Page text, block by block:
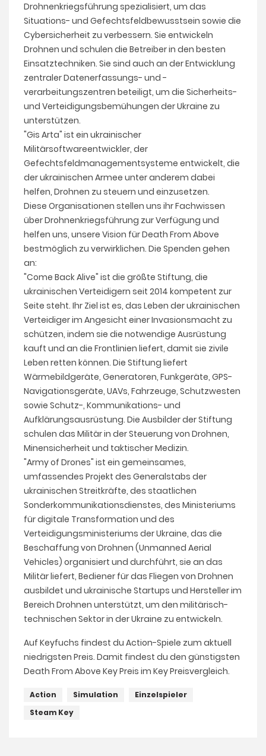
Drohnenkriegsführung spezialisiert, um das
Situations- und Gefechtsfeldbewusstsein sowie die
Cybersicherheit zu verbessern. Sie entwickeln
Drohnen und schulen die Betreiber in den besten
Einsatztechniken. Sie sind auch an der Entwicklung
zentraler Datenerfassungs- und -
verarbeitungszentren beteiligt, um die Sicherheits-
und Verteidigungsbemühungen der Ukraine zu
unterstützen.
"Gis Arta" ist ein ukrainischer
Militärsoftwareentwickler, der
Gefechtsfeldmanagementsysteme entwickelt, die
der ukrainischen Armee unter anderem dabei
helfen, Drohnen zu steuern und einzusetzen.
Diese Organisationen stellen uns ihr Fachwissen
über Drohnenkriegsführung zur Verfügung und
helfen uns, unsere Vision für Death From Above
bestmöglich zu verwirklichen. Die Spenden gehen
an:
"Come Back Alive" ist die größte Stiftung, die
ukrainischen Verteidigern seit 2014 kompetent zur
Seite steht. Ihr Ziel ist es, das Leben der ukrainischen
Verteidiger im Angesicht einer Invasionsmacht zu
schützen, indem sie die notwendige Ausrüstung
kauft und an die Frontlinien liefert, damit sie zivile
Leben retten können. Die Stiftung liefert
Wärmebildgeräte, Generatoren, Funkgeräte, GPS-
Navigationsgeräte, UAVs, Fahrzeuge, Schutzwesten
sowie Schutz-, Kommunikations- und
Aufklärungsausrüstung. Die Ausbilder der Stiftung
schulen das Militär in der Steuerung von Drohnen,
Minensicherheit und taktischer Medizin.
"Army of Drones" ist ein gemeinsames,
umfassendes Projekt des Generalstabs der
ukrainischen Streitkräfte, des staatlichen
Sonderkommunikationsdienstes, des Ministeriums
für digitale Transformation und des
Verteidigungsministeriums der Ukraine, das die
Beschaffung von Drohnen (Unmanned Aerial
Vehicles) organisiert und durchführt, sie an das
Militär liefert, Bediener für das Fliegen von Drohnen
ausbildet und ukrainische Startups und Hersteller im
Bereich Drohnen unterstützt, um den militärisch-
technischen Sektor in der Ukraine zu entwickeln.
Auf Keyfuchs findest du Action-Spiele zum aktuell
niedrigsten Preis. Damit findest du den günstigsten
Death From Above Key Preis im Key Preisvergleich.
Action Simulation
Einzelspieler
Steam Key